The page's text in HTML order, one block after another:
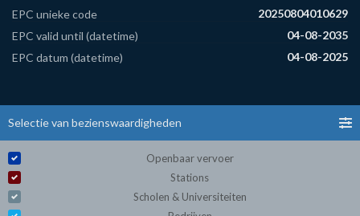
EPC unieke code
20250804010629
EPC valid until (datetime)
04-08-2035
EPC datum (datetime)
04-08-2025
Selectie van bezienswaardigheden
Openbaar vervoer
Stations
Scholen & Universiteiten